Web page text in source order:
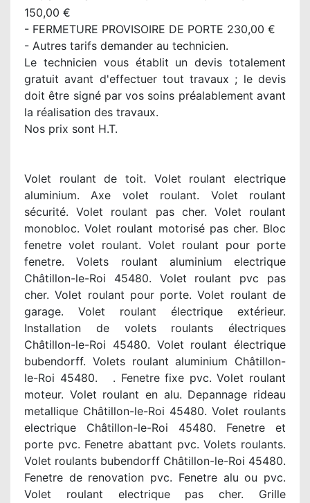
150,00 €
- FERMETURE PROVISOIRE DE PORTE 230,00 €
- Autres tarifs demander au technicien.
Le technicien vous établit un devis totalement
gratuit avant d'effectuer tout travaux ; le devis
doit être signé par vos soins préalablement avant
la réalisation des travaux.
Nos prix sont H.T.
Volet roulant de toit. Volet roulant electrique
aluminium. Axe volet roulant. Volet roulant
sécurité. Volet roulant pas cher. Volet roulant
monobloc. Volet roulant motorisé pas cher. Bloc
fenetre volet roulant. Volet roulant pour porte
fenetre. Volets roulant aluminium electrique
Châtillon-le-Roi 45480. Volet roulant pvc pas
cher. Volet roulant pour porte. Volet roulant de
garage. Volet roulant électrique extérieur.
Installation de volets roulants électriques
Châtillon-le-Roi 45480. Volet roulant électrique
bubendorff. Volets roulant aluminium Châtillon-
le-Roi 45480. . Fenetre fixe pvc. Volet roulant
moteur. Volet roulant en alu. Depannage rideau
metallique Châtillon-le-Roi 45480. Volet roulants
electrique Châtillon-le-Roi 45480. Fenetre et
porte pvc. Fenetre abattant pvc. Volets roulants.
Volet roulants bubendorff Châtillon-le-Roi 45480.
Fenetre de renovation pvc. Fenetre alu ou pvc.
Volet roulant electrique pas cher. Grille